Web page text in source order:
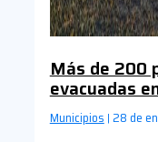
Más de 200
evacuadas
Municipios | 28 de